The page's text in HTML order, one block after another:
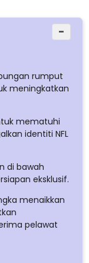
−
rumput
meningkatkan
mematuhi
identiti NFL
di bawah
eksklusif.
menaikkan
pelawat